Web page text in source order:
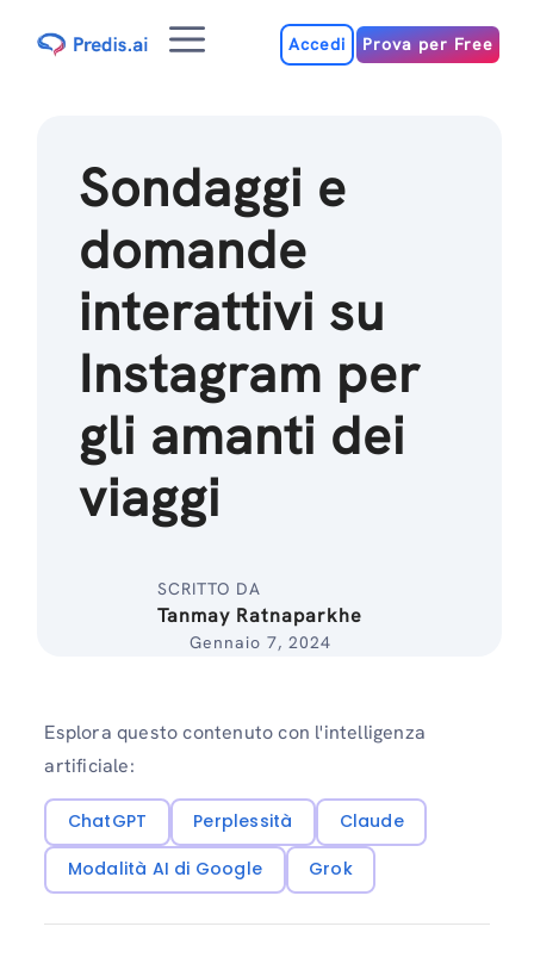
MenuAccedi Prova per Free
Sondaggi e
domande
interattivi su
Instagram per
gli amanti dei
viaggi
SCRITTO DA
Tanmay Ratnaparkhe
Gennaio 7, 2024
Esplora questo contenuto con l'intelligenza
artificiale:
ChatGPT Perplessità
Claude
Modalità AI di Google
Grok